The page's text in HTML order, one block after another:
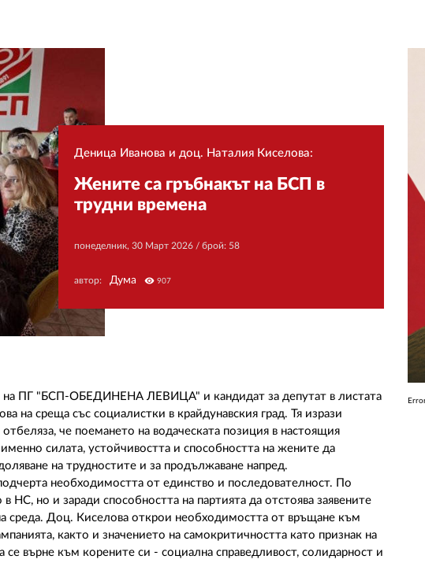
Деница Иванова и доц. Наталия Киселова:
Жените са гръбнакът на БСП в
трудни времена
понеделник, 30 Март 2026 / брой: 58
автор: Дума visibility907
на ПГ "БСП-ОБЕДИНЕНА ЛЕВИЦА" и кандидат за депутат в листата
на среща със социалистки в крайдунавския град. Тя изрази
че поемането на водаческата позиция в настоящия
силата, устойчивостта и способността на жените да
на трудностите и за продължаване напред.
необходимостта от единство и последователност. По
но и заради способността на партията да отстоява заявените
среда. Доц. Киселова открои необходимостта от връщане към
както и значението на самокритичността като признак на
върне към корените си - социална справедливост, солидарност и